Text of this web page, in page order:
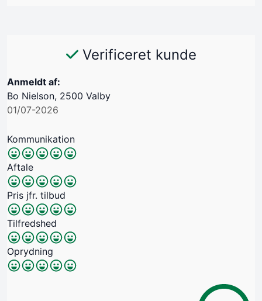
Verificeret kunde
Anmeldt af:
Bo Nielson, 2500 Valby
01/07-2026
Kommunikation
Aftale
Pris jfr. tilbud
Tilfredshed
Oprydning